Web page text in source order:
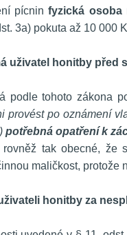
pícnin fyzická osoba
3a) pokuta až 10 000
uživatel honitby před
podle tohoto zákona
provést po oznámení
potřebná opatření k
tak obecné, že
maličkost, protože
honitby za